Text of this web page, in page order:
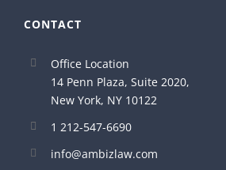
CONTACT
Office Location
14 Penn Plaza, Suite 2020,
New York, NY 10122
1 212-547-6690
info@ambizlaw.com